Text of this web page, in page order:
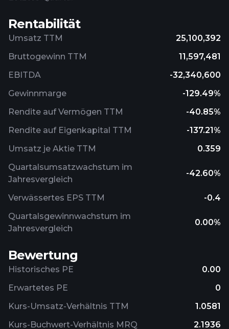
Rentabilität
Umsatz TTM
25,100,392
Bruttogewinn TTM
11,597,481
EBITDA
-32,340,600
Gewinnmarge
-129.49%
Rendite auf Vermögen TTM
-40.85%
Rendite auf Eigenkapital TTM
-137.21%
Umsatz je Aktie TTM
0.359
Quartalsumsatzwachstum im
Jahresvergleich
-42.60%
Verwässertes EPS TTM
-0.4
Quartalsgewinnwachstum im
Jahresvergleich
0.00%
Bewertung
Historisches PE
0.00
Erwartetes PE
0
Kurs-Umsatz-Verhältnis TTM
1.0581
Kurs-Buchwert-Verhältnis MRQ
2.1936